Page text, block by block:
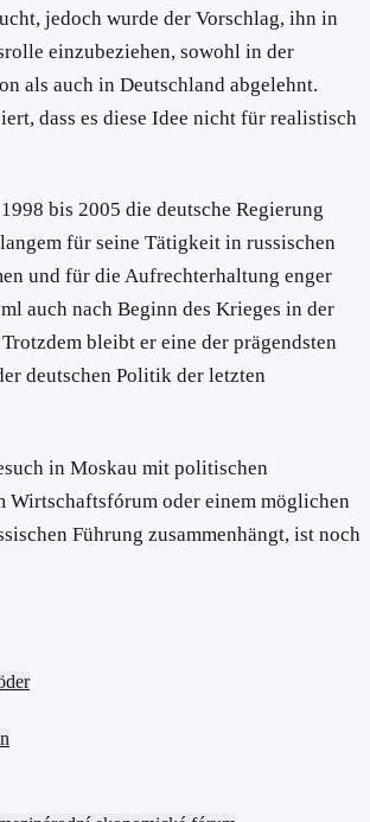
jedoch wurde der Vorschlag, ihn in
einzubeziehen, sowohl in der
als auch in Deutschland abgelehnt.
dass es diese Idee nicht für realistisch
bis 2005 die deutsche Regierung
für seine Tätigkeit in russischen
und für die Aufrechterhaltung enger
auch nach Beginn des Krieges in der
bleibt er eine der prägendsten
deutschen Politik der letzten
in Moskau mit politischen
Wirtschaftsfórum oder einem möglichen
Führung zusammenhängt, ist noch